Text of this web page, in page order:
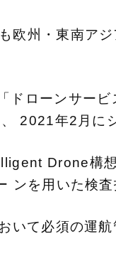
欧州・東南ア
ローンサー
2021年2月
Drone構
ンを用いた検
いて必須の運